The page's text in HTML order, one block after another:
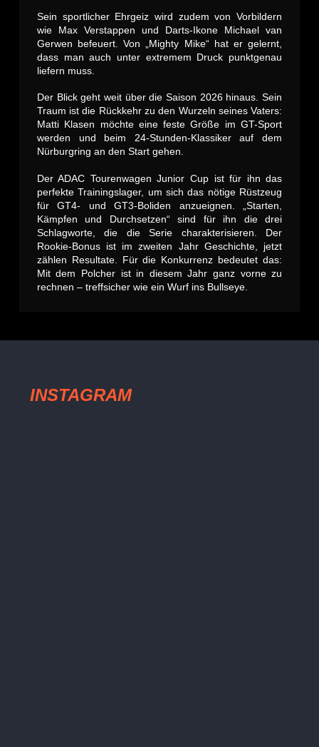
Sein sportlicher Ehrgeiz wird zudem von Vorbildern
wie Max Verstappen und Darts-Ikone Michael van
Gerwen befeuert. Von „Mighty Mike“ hat er gelernt,
dass man auch unter extremem Druck punktgenau
liefern muss.
Der Blick geht weit über die Saison 2026 hinaus. Sein
Traum ist die Rückkehr zu den Wurzeln seines Vaters:
Matti Klasen möchte eine feste Größe im GT-Sport
werden und beim 24-Stunden-Klassiker auf dem
Nürburgring an den Start gehen.
Der ADAC Tourenwagen Junior Cup ist für ihn das
perfekte Trainingslager, um sich das nötige Rüstzeug
für GT4- und GT3-Boliden anzueignen. „Starten,
Kämpfen und Durchsetzen“ sind für ihn die drei
Schlagworte, die die Serie charakterisieren. Der
Rookie-Bonus ist im zweiten Jahr Geschichte, jetzt
zählen Resultate. Für die Konkurrenz bedeutet das:
Mit dem Polcher ist in diesem Jahr ganz vorne zu
rechnen – treffsicher wie ein Wurf ins Bullseye.
INSTAGRAM